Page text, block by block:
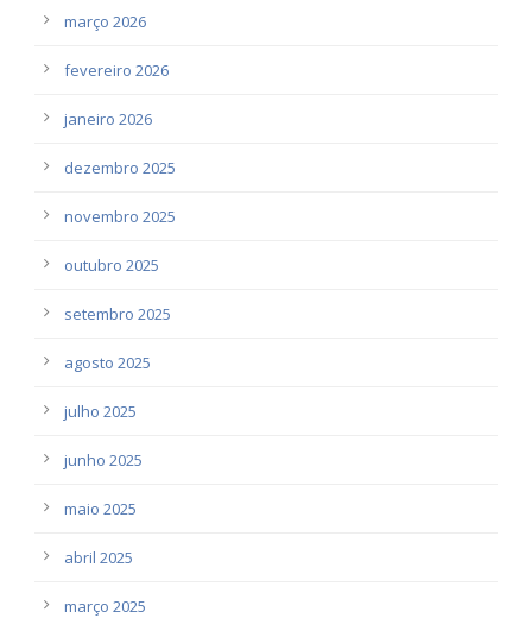
março 2026
fevereiro 2026
janeiro 2026
dezembro 2025
novembro 2025
outubro 2025
setembro 2025
agosto 2025
julho 2025
junho 2025
maio 2025
abril 2025
março 2025